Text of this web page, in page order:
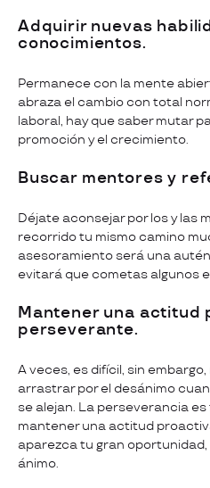
Adquirir nuevas
conocimientos.
Permanece con la mente
abraza el cambio con total
laboral, hay que saber mutar
promoción y el crecimiento.
Buscar mentores y
Déjate aconsejar por los y las
recorrido tu mismo camino
asesoramiento será una
evitará que cometas algunos
Mantener una actitud
perseverante.
A veces, es difícil, sin
arrastrar por el desánimo
se alejan. La perseverancia
mantener una actitud
aparezca tu gran
ánimo.